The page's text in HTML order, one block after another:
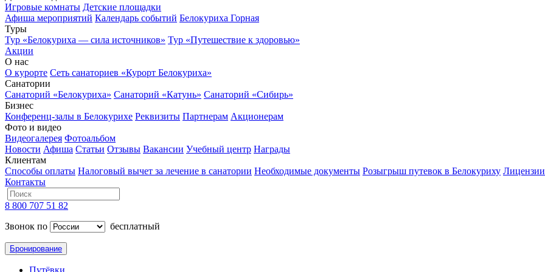
Игровые комнаты Детские площадки
Афиша мероприятий Календарь событий Белокуриха Горная
Туры
Тур «Белокуриха — сила источников» Тур «Путешествие к здоровью»
Акции
О нас
О курорте Сеть санаториев «Курорт Белокуриха»
Санатории
Санаторий «Белокуриха» Санаторий «Катунь» Санаторий «Сибирь»
Бизнес
Конференц-залы в Белокурихе Реквизиты Партнерам Акционерам
Фото и видео
Видеогалерея Фотоальбом
Новости Афиша Статьи Отзывы Вакансии Учебный центр Награды
Клиентам
Способы оплаты Налоговый вычет за лечение в санатории Необходимые документы Розыгрыш путевок в Белокуриху
Контакты
8 800 707 51 82
Звонок по
бесплатный
Бронирование
Путёвки